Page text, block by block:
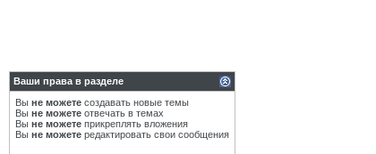
Ваши права в разделе
Вы не можете создавать новые темы
Вы не можете отвечать в темах
Вы не можете прикреплять вложения
Вы не можете редактировать свои сообщения